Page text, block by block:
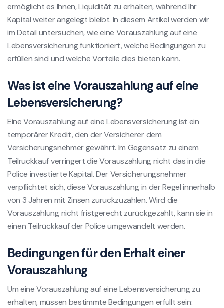
ermöglicht es Ihnen, Liquidität zu erhalten, während Ihr
Kapital weiter angelegt bleibt. In diesem Artikel werden wir
im Detail untersuchen, wie eine Vorauszahlung auf eine
Lebensversicherung funktioniert, welche Bedingungen zu
erfüllen sind und welche Vorteile dies bieten kann.
Was ist eine Vorauszahlung auf eine
Lebensversicherung?
Eine Vorauszahlung auf eine Lebensversicherung ist ein
temporärer Kredit, den der Versicherer dem
Versicherungsnehmer gewährt. Im Gegensatz zu einem
Teilrückkauf verringert die Vorauszahlung nicht das in die
Police investierte Kapital. Der Versicherungsnehmer
verpflichtet sich, diese Vorauszahlung in der Regel innerhalb
von 3 Jahren mit Zinsen zurückzuzahlen. Wird die
Vorauszahlung nicht fristgerecht zurückgezahlt, kann sie in
einen Teilrückkauf der Police umgewandelt werden.
Bedingungen für den Erhalt einer
Vorauszahlung
Um eine Vorauszahlung auf eine Lebensversicherung zu
erhalten, müssen bestimmte Bedingungen erfüllt sein: